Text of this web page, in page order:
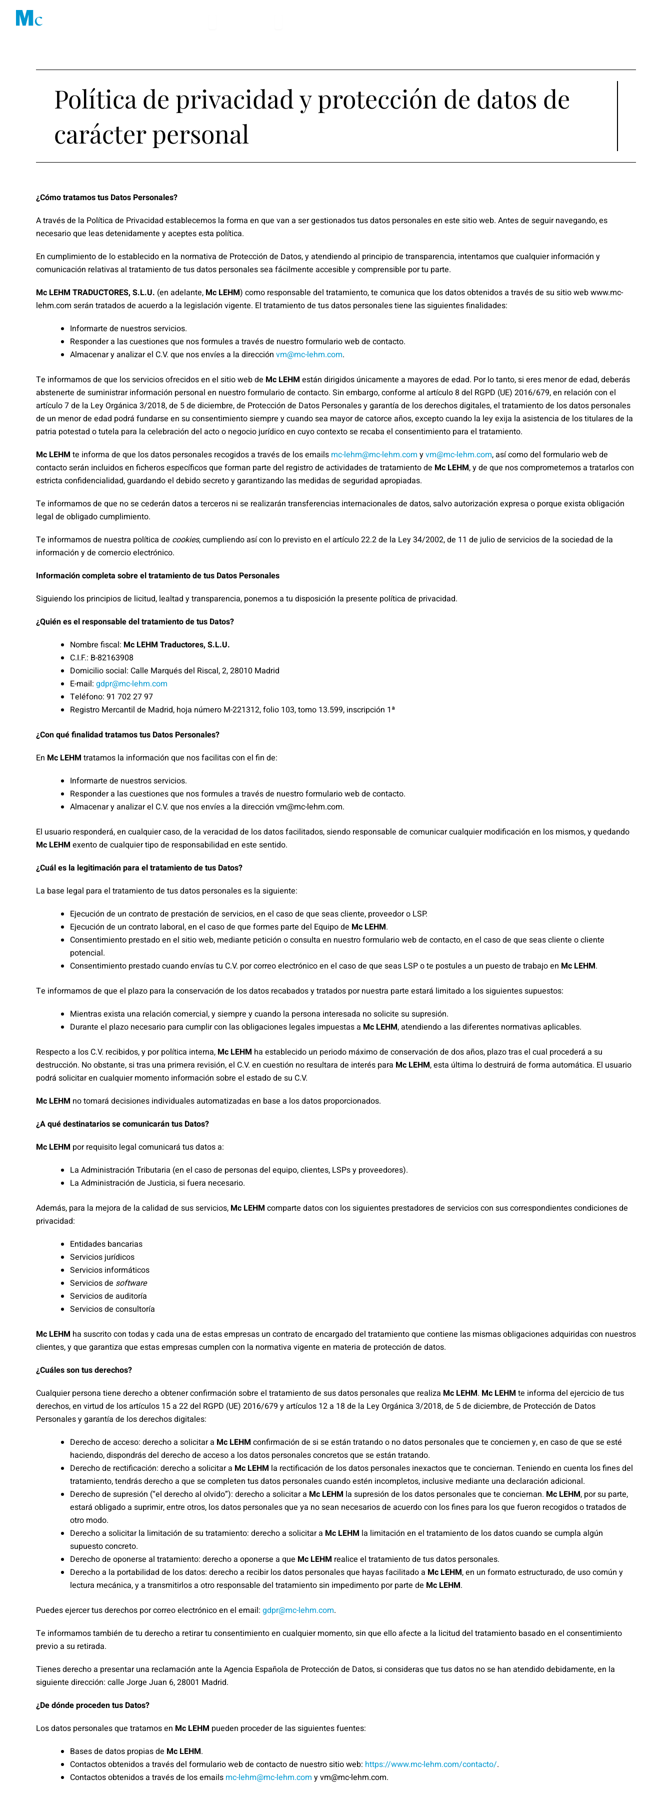
Política de privacidad y protección de datos de
carácter personal
¿Cómo tratamos tus Datos Personales?
A través de la Política de Privacidad establecemos la forma en que van a ser gestionados tus datos personales en este sitio web. Antes de seguir navegando, es
necesario que leas detenidamente y aceptes esta política.
En cumplimiento de lo establecido en la normativa de Protección de Datos, y atendiendo al principio de transparencia, intentamos que cualquier información y
comunicación relativas al tratamiento de tus datos personales sea fácilmente accesible y comprensible por tu parte.
Mc LEHM TRADUCTORES, S.L.U. (en adelante, Mc LEHM) como responsable del tratamiento, te comunica que los datos obtenidos a través de su sitio web www.mc-
lehm.com serán tratados de acuerdo a la legislación vigente. El tratamiento de tus datos personales tiene las siguientes finalidades:
Informarte de nuestros servicios.
Responder a las cuestiones que nos formules a través de nuestro formulario web de contacto.
Almacenar y analizar el C.V. que nos envíes a la dirección vm@mc-lehm.com.
Te informamos de que los servicios ofrecidos en el sitio web de Mc LEHM están dirigidos únicamente a mayores de edad. Por lo tanto, si eres menor de edad, deberás
abstenerte de suministrar información personal en nuestro formulario de contacto. Sin embargo, conforme al artículo 8 del RGPD (UE) 2016/679, en relación con el
artículo 7 de la Ley Orgánica 3/2018, de 5 de diciembre, de Protección de Datos Personales y garantía de los derechos digitales, el tratamiento de los datos personales
de un menor de edad podrá fundarse en su consentimiento siempre y cuando sea mayor de catorce años, excepto cuando la ley exija la asistencia de los titulares de la
patria potestad o tutela para la celebración del acto o negocio jurídico en cuyo contexto se recaba el consentimiento para el tratamiento.
Mc LEHM te informa de que los datos personales recogidos a través de los emails mc-lehm@mc-lehm.com yvm@mc-lehm.com, así como del formulario web de
contacto serán incluidos en ficheros específicos que forman parte del registro de actividades de tratamiento de Mc LEHM, y de que nos comprometemos a tratarlos con
estricta confidencialidad, guardando el debido secreto y garantizando las medidas de seguridad apropiadas.
Te informamos de que no se cederán datos a terceros ni se realizarán transferencias internacionales de datos, salvo autorización expresa o porque exista obligación
legal de obligado cumplimiento.
Te informamos de nuestra política de cookies, cumpliendo así con lo previsto en el artículo 22.2 de la Ley 34/2002, de 11 de julio de servicios de la sociedad de la
información y de comercio electrónico.
Información completa sobre el tratamiento de tus Datos Personales
Siguiendo los principios de licitud, lealtad y transparencia, ponemos a tu disposición la presente política de privacidad.
¿Quién es el responsable del tratamiento de tus Datos?
Nombre fiscal: Mc LEHM Traductores, S.L.U.
C.I.F.: B-82163908
Domicilio social: Calle Marqués del Riscal, 2, 28010 Madrid
E-mail: gdpr@mc-lehm.com
Teléfono: 91 702 27 97
Registro Mercantil de Madrid, hoja número M-221312, folio 103, tomo 13.599, inscripción 1ª
¿Con qué finalidad tratamos tus Datos Personales?
En Mc LEHM tratamos la información que nos facilitas con el fin de:
Informarte de nuestros servicios.
Responder a las cuestiones que nos formules a través de nuestro formulario web de contacto.
Almacenar y analizar el C.V. que nos envíes a la dirección vm@mc-lehm.com.
El usuario responderá, en cualquier caso, de la veracidad de los datos facilitados, siendo responsable de comunicar cualquier modificación en los mismos, y quedando
Mc LEHM exento de cualquier tipo de responsabilidad en este sentido.
¿Cuál es la legitimación para el tratamiento de tus Datos?
La base legal para el tratamiento de tus datos personales es la siguiente:
Ejecución de un contrato de prestación de servicios, en el caso de que seas cliente, proveedor o LSP.
Ejecución de un contrato laboral, en el caso de que formes parte del Equipo de Mc LEHM.
Consentimiento prestado en el sitio web, mediante petición o consulta en nuestro formulario web de contacto, en el caso de que seas cliente o cliente
potencial.
Consentimiento prestado cuando envías tu C.V. por correo electrónico en el caso de que seas LSP o te postules a un puesto de trabajo en Mc LEHM.
Te informamos de que el plazo para la conservación de los datos recabados y tratados por nuestra parte estará limitado a los siguientes supuestos:
Mientras exista una relación comercial, y siempre y cuando la persona interesada no solicite su supresión.
Durante el plazo necesario para cumplir con las obligaciones legales impuestas a Mc LEHM, atendiendo a las diferentes normativas aplicables.
Respecto a los C.V. recibidos, y por política interna, Mc LEHM ha establecido un periodo máximo de conservación de dos años, plazo tras el cual procederá a su
destrucción. No obstante, si tras una primera revisión, el C.V. en cuestión no resultara de interés para Mc LEHM, esta última lo destruirá de forma automática. El usuario
podrá solicitar en cualquier momento información sobre el estado de su C.V.
Mc LEHM no tomará decisiones individuales automatizadas en base a los datos proporcionados.
¿A qué destinatarios se comunicarán tus Datos?
Mc LEHM por requisito legal comunicará tus datos a:
La Administración Tributaria (en el caso de personas del equipo, clientes, LSPs y proveedores).
La Administración de Justicia, si fuera necesario.
Además, para la mejora de la calidad de sus servicios, Mc LEHM comparte datos con los siguientes prestadores de servicios con sus correspondientes condiciones de
privacidad:
Entidades bancarias
Servicios jurídicos
Servicios informáticos
Servicios de software
Servicios de auditoría
Servicios de consultoría
Mc LEHM ha suscrito con todas y cada una de estas empresas un contrato de encargado del tratamiento que contiene las mismas obligaciones adquiridas con nuestros
clientes, y que garantiza que estas empresas cumplen con la normativa vigente en materia de protección de datos.
¿Cuáles son tus derechos?
Cualquier persona tiene derecho a obtener confirmación sobre el tratamiento de sus datos personales que realiza Mc LEHM. Mc LEHM te informa del ejercicio de tus
derechos, en virtud de los artículos 15 a 22 del RGPD (UE) 2016/679 y artículos 12 a 18 de la Ley Orgánica 3/2018, de 5 de diciembre, de Protección de Datos
Personales y garantía de los derechos digitales:
Derecho de acceso: derecho a solicitar a Mc LEHM confirmación de si se están tratando o no datos personales que te conciernen y, en caso de que se esté
haciendo, dispondrás del derecho de acceso a los datos personales concretos que se están tratando.
Derecho de rectificación: derecho a solicitar a Mc LEHM la rectificación de los datos personales inexactos que te conciernan. Teniendo en cuenta los fines del
tratamiento, tendrás derecho a que se completen tus datos personales cuando estén incompletos, inclusive mediante una declaración adicional.
Derecho de supresión (“el derecho al olvido”): derecho a solicitar a Mc LEHM la supresión de los datos personales que te conciernan. Mc LEHM, por su parte,
estará obligado a suprimir, entre otros, los datos personales que ya no sean necesarios de acuerdo con los fines para los que fueron recogidos o tratados de
otro modo.
Derecho a solicitar la limitación de su tratamiento: derecho a solicitar a Mc LEHM la limitación en el tratamiento de los datos cuando se cumpla algún
supuesto concreto.
Derecho de oponerse al tratamiento: derecho a oponerse a que Mc LEHM realice el tratamiento de tus datos personales.
Derecho a la portabilidad de los datos: derecho a recibir los datos personales que hayas facilitado a Mc LEHM, en un formato estructurado, de uso común y
lectura mecánica, y a transmitirlos a otro responsable del tratamiento sin impedimento por parte de Mc LEHM.
Puedes ejercer tus derechos por correo electrónico en el email: gdpr@mc-lehm.com.
Te informamos también de tu derecho a retirar tu consentimiento en cualquier momento, sin que ello afecte a la licitud del tratamiento basado en el consentimiento
previo a su retirada.
Tienes derecho a presentar una reclamación ante la Agencia Española de Protección de Datos, si consideras que tus datos no se han atendido debidamente, en la
siguiente dirección: calle Jorge Juan 6, 28001 Madrid.
¿De dónde proceden tus Datos?
Los datos personales que tratamos en Mc LEHM pueden proceder de las siguientes fuentes:
Bases de datos propias de Mc LEHM.
Contactos obtenidos a través del formulario web de contacto de nuestro sitio web: https://www.mc-lehm.com/contacto/.
Contactos obtenidos a través de los emails mc-lehm@mc-lehm.com y vm@mc-lehm.com.